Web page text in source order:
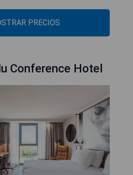
PRECIOS
Conference Hotel